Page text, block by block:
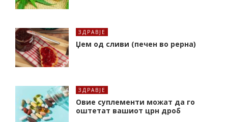
ЗДРАВЈЕ
Џем од сливи (печен во рерна)
ЗДРАВЈЕ
Oвие суплементи можат да го
оштетат вашиот црн дроб